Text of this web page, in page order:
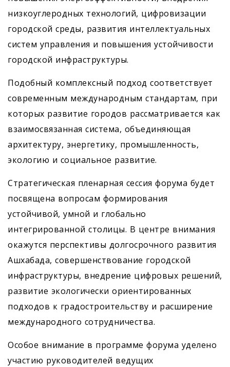
низкоуглеродных технологий, цифровизации
городской среды, развития интеллектуальных
систем управления и повышения устойчивости
городской инфраструктуры.
Подобный комплексный подход соответствует
современным международным стандартам, при
которых развитие городов рассматривается как
взаимосвязанная система, объединяющая
архитектуру, энергетику, промышленность,
экологию и социальное развитие.
Стратегическая пленарная сессия форума будет
посвящена вопросам формирования
устойчивой, умной и глобально
интегрированной столицы. В центре внимания
окажутся перспективы долгосрочного развития
Ашхабада, совершенствование городской
инфраструктуры, внедрение цифровых решений,
развитие экологически ориентированных
подходов к градостроительству и расширение
международного сотрудничества.
Особое внимание в программе форума уделено
участию руководителей ведущих